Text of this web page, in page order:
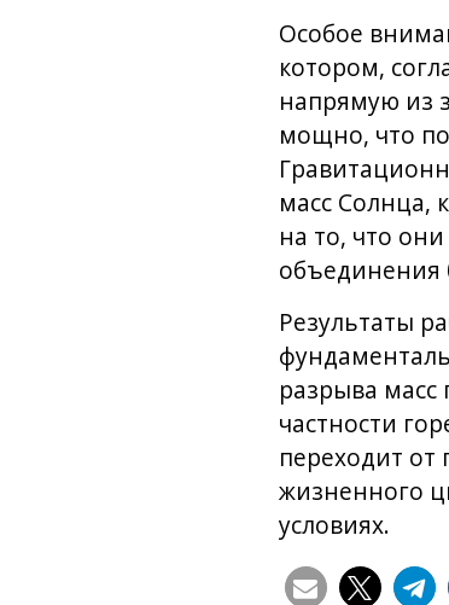
Особое
котором,
напрямую из
мощно, что
масс Солнца,
на то, что
объединения
Результаты
разрыва масс
частности
переходит от
жизненного
условиях.